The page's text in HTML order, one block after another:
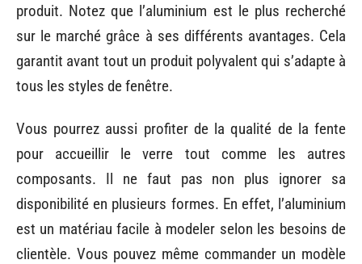
produit. Notez que l’aluminium est le plus recherché
sur le marché grâce à ses différents avantages. Cela
garantit avant tout un produit polyvalent qui s’adapte à
tous les styles de fenêtre.
Vous pourrez aussi profiter de la qualité de la fente
pour accueillir le verre tout comme les autres
composants. Il ne faut pas non plus ignorer sa
disponibilité en plusieurs formes. En effet, l’aluminium
est un matériau facile à modeler selon les besoins de
clientèle. Vous pouvez même commander un modèle